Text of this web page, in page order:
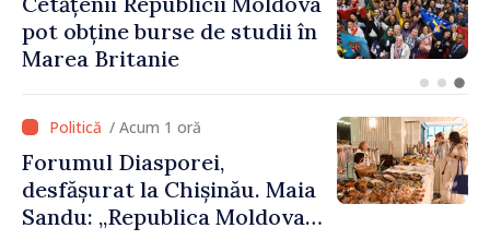
Forumul Diasporei: „R.
Moldova face eforturi,
prin cetățenii săi de acasă și
de peste hotare, că merită să
devină parte a marii familii
europene”
/ Acum 1 oră
Forumul Diasporei,
desfășurat la Chișinău. Maia
Sandu: „Republica Moldova